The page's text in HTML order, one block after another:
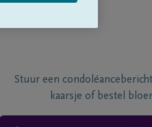
Stuur een
kaarsje of bestel